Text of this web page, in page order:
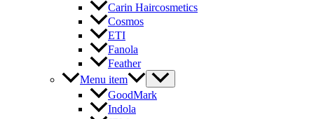
Carin Haircosmetics
Cosmos
ETI
Fanola
Feather
Menu item
GoodMark
Indola